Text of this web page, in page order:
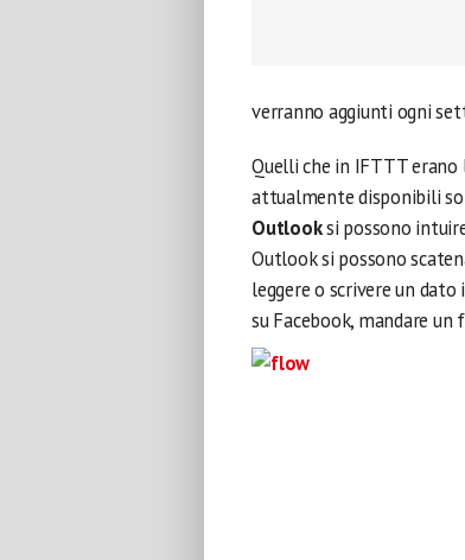
verranno aggiunti ogni
Quelli che in IFTTT erano
attualmente disponibili
Outlooksi possono
Outlook si possono
leggere o scrivere un
su Facebook, mandare un